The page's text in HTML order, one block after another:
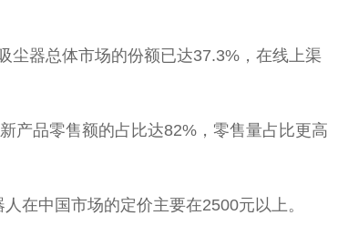
尘器总体市场的份额已达37.3%，在线上渠
产品零售额的占比达82%，零售量占比更高
在中国市场的定价主要在2500元以上。